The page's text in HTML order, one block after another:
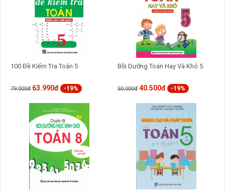
100 Đề Kiểm Tra Toán 5
79.000đ 63.990đ -19%
Bồi Dưỡng Toán Hay Và Khó 5
50.000đ 40.500đ -19%